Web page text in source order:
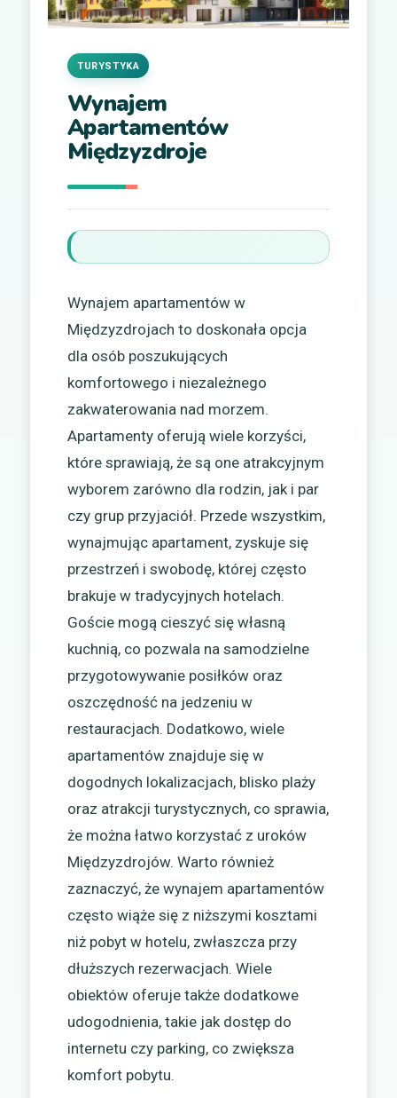
Wynajem
Apartamentów
Międzyzdroje
TURYSTYKA
Wynajem apartamentów w
Międzyzdrojach to doskonała opcja
dla osób poszukujących
komfortowego i niezależnego
zakwaterowania nad morzem.
Apartamenty oferują wiele korzyści,
które sprawiają, że są one atrakcyjnym
wyborem zarówno dla rodzin, jak i par
czy grup przyjaciół. Przede wszystkim,
wynajmując apartament, zyskuje się
przestrzeń i swobodę, której często
brakuje w tradycyjnych hotelach.
Goście mogą cieszyć się własną
kuchnią, co pozwala na samodzielne
przygotowywanie posiłków oraz
oszczędność na jedzeniu w
restauracjach. Dodatkowo, wiele
apartamentów znajduje się w
dogodnych lokalizacjach, blisko plaży
oraz atrakcji turystycznych, co sprawia,
że można łatwo korzystać z uroków
Międzyzdrojów. Warto również
zaznaczyć, że wynajem apartamentów
często wiąże się z niższymi kosztami
niż pobyt w hotelu, zwłaszcza przy
dłuższych rezerwacjach. Wiele
obiektów oferuje także dodatkowe
udogodnienia, takie jak dostęp do
internetu czy parking, co zwiększa
komfort pobytu.